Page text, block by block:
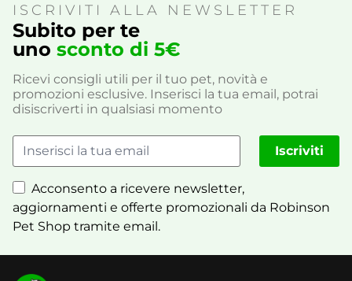
ISCRIVITI ALLA NEWSLETTER
Subito per te
uno sconto di 5€
Ricevi consigli utili per il tuo pet, novità e
promozioni esclusive. Inserisci la tua email, potrai
disiscriverti in qualsiasi momento
Acconsento a ricevere newsletter,
aggiornamenti e offerte promozionali da Robinson
Pet Shop tramite email.
Iscriviti